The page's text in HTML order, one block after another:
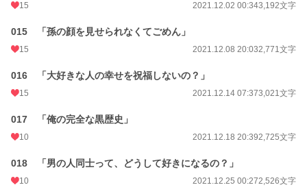
15 2021.12.02 00:343,192文字
015 「孫の顔を見せられなくてごめん」
15 2021.12.08 20:032,771文字
016 「大好きな人の幸せを祝福しないの？」
15 2021.12.14 07:373,021文字
017 「俺の完全な黒歴史」
10 2021.12.18 20:392,725文字
018 「男の人同士って、どうして好きになるの？」
10 2021.12.25 00:272,526文字